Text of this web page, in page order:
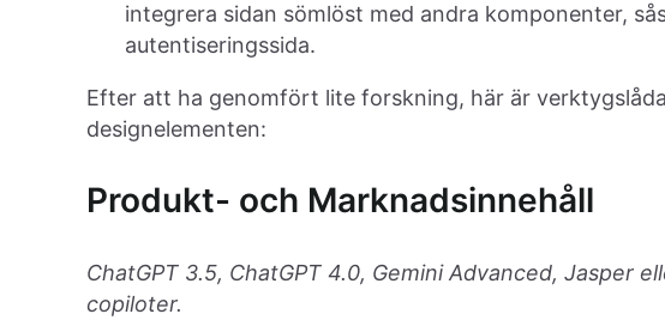
integrera sidan sömlöst med andra komponenter,
autentiseringssida.
Efter att ha genomfört lite forskning, här är
designelementen:
Produkt- och Marknadsinnehåll
ChatGPT 3.5, ChatGPT 4.0, Gemini Advanced, Jasper
copiloter.